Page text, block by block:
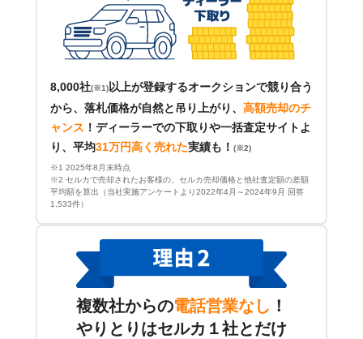
8,000社(※1)以上が登録するオークションで競り合う
から、落札価格が自然と吊り上がり、 高額売却のチ
ャンス ！ ディーラーでの下取りや一括査定サイトよ
り、平均31万円高く売れた実績も！ (※2)
※1 2025年8月末時点
※2 セルカで売却されたお客様の、セルカ売却価格と他社査定額の差額
平均額を算出（当社実施アンケートより2022年4月～2024年9月 回答
1,533件）
複数社からの電話営業なし ！
やりとりはセルカ１社とだけ